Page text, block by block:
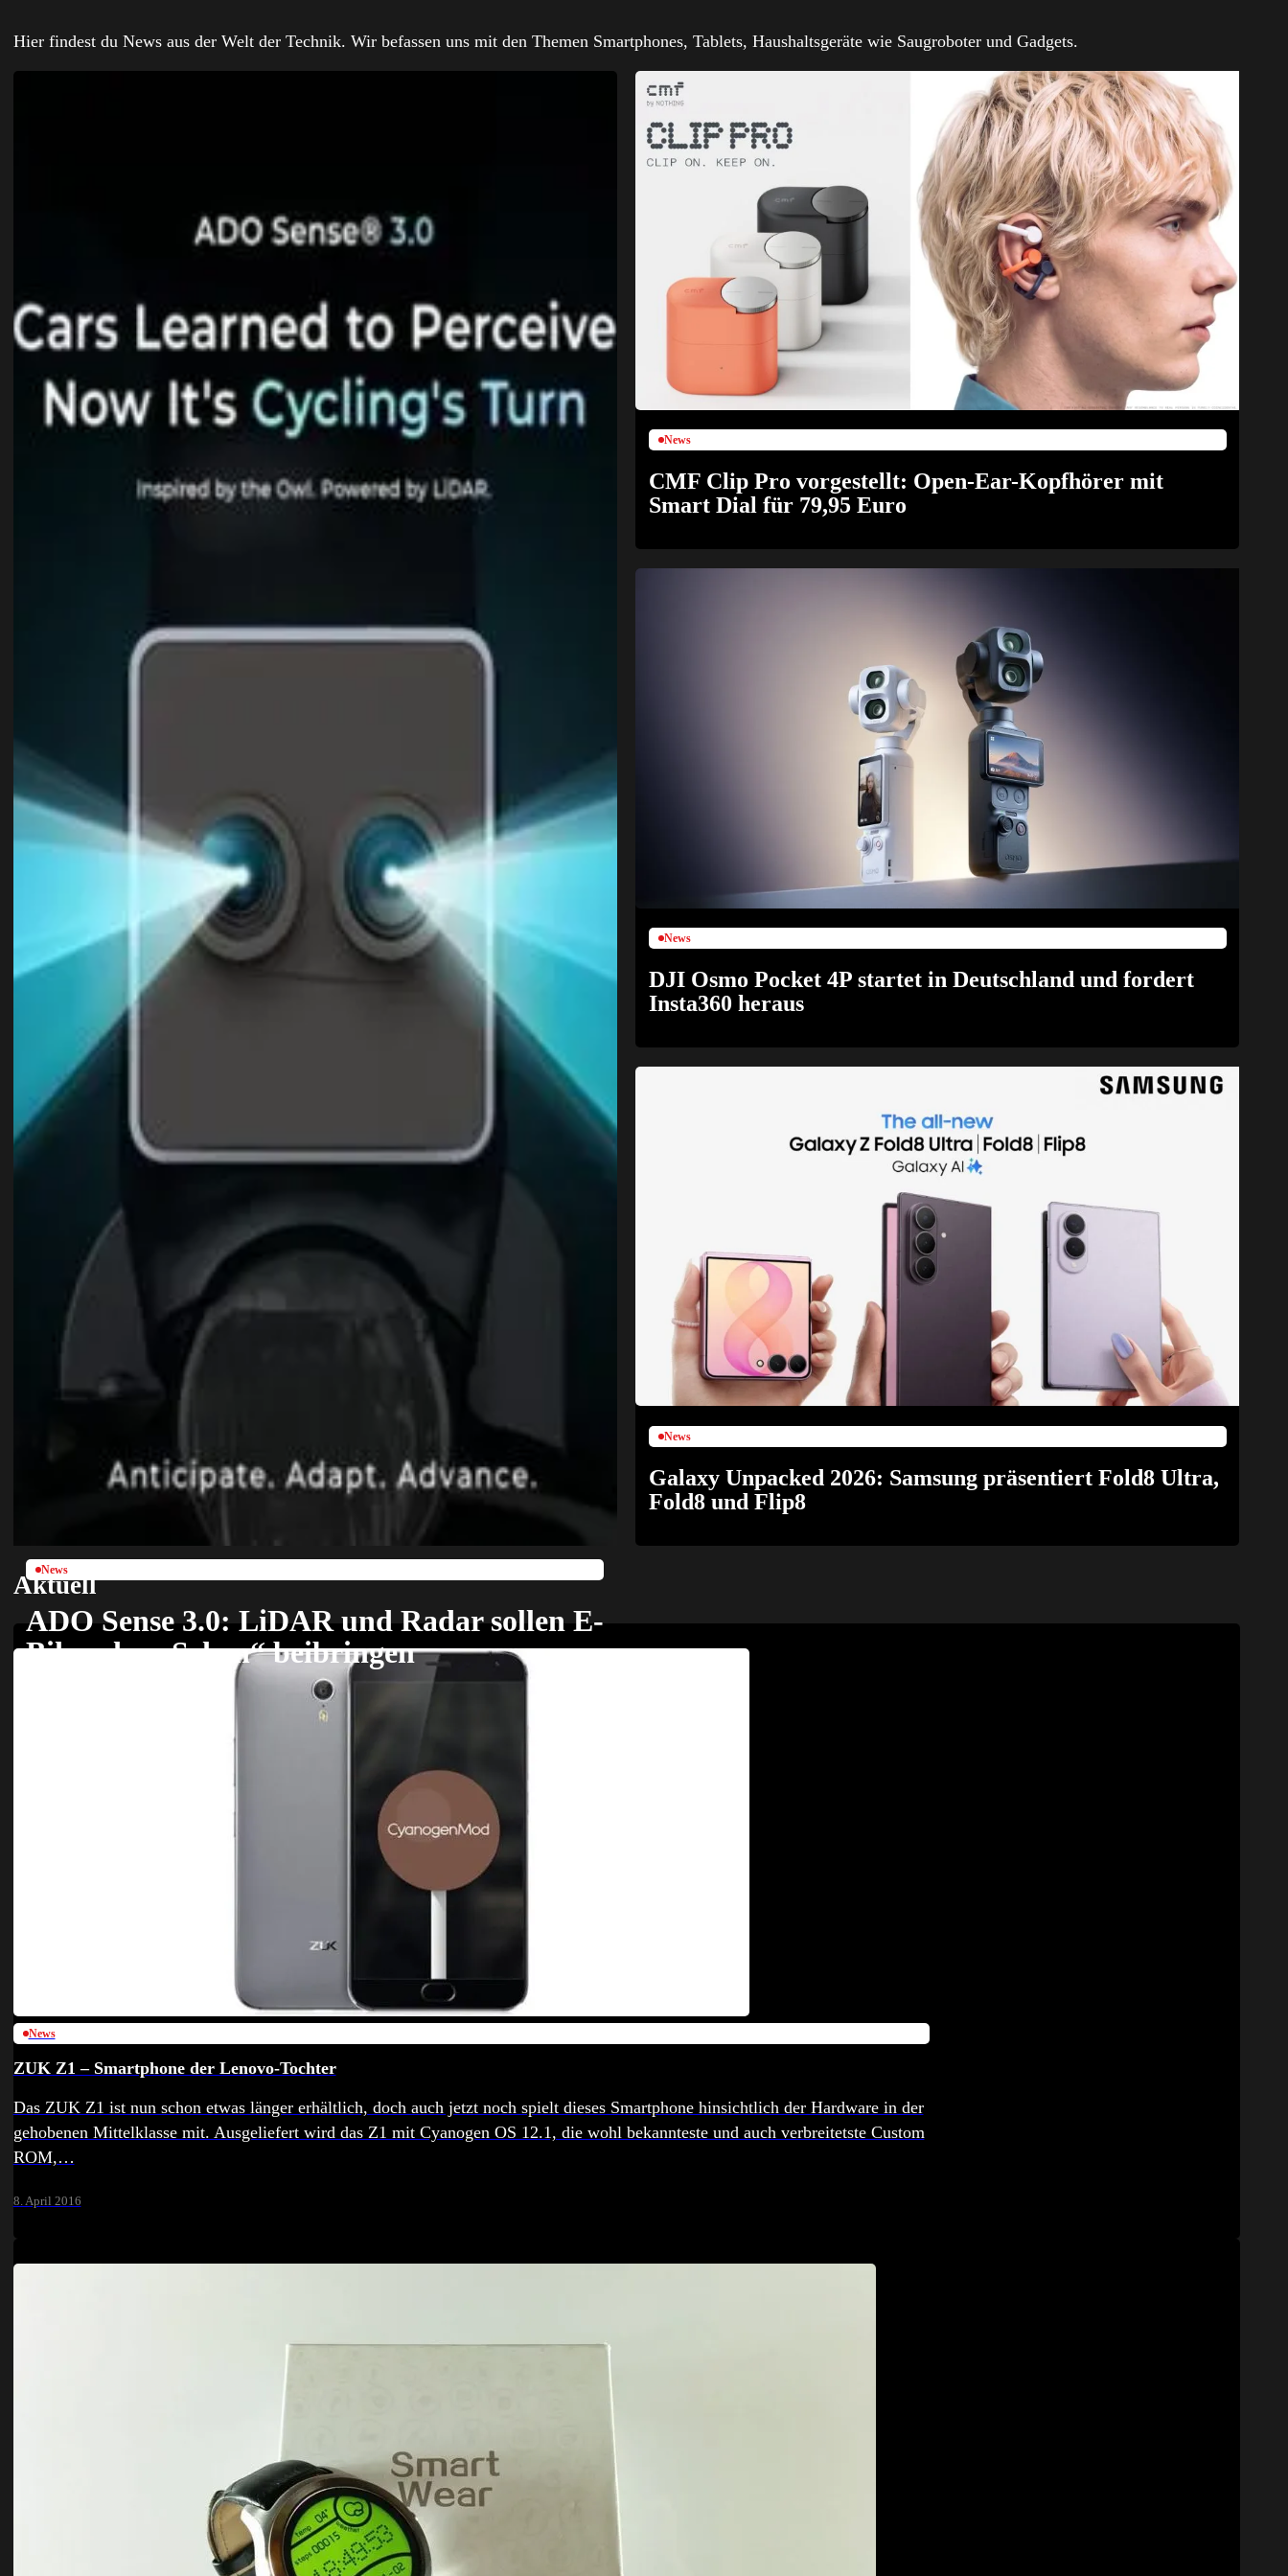
Hier findest du News aus der Welt der Technik. Wir befassen uns mit den Themen Smartphones, Tablets, Haushaltsgeräte wie Saugroboter und Gadgets.
News
ADO Sense 3.0: LiDAR und Radar sollen E-
Bikes das „Sehen“ beibringen
News
CMF Clip Pro vorgestellt: Open-Ear-Kopfhörer mit
Smart Dial für 79,95 Euro
News
DJI Osmo Pocket 4P startet in Deutschland und fordert
Insta360 heraus
News
Galaxy Unpacked 2026: Samsung präsentiert Fold8 Ultra,
Fold8 und Flip8
Aktuell
News
ZUK Z1 – Smartphone der Lenovo-Tochter
Das ZUK Z1 ist nun schon etwas länger erhältlich, doch auch jetzt noch spielt dieses Smartphone hinsichtlich der Hardware in der
gehobenen Mittelklasse mit. Ausgeliefert wird das Z1 mit Cyanogen OS 12.1, die wohl bekannteste und auch verbreitetste Custom
ROM,…
8. April 2016